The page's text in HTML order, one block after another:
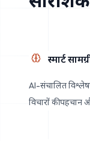
स्मार्ट
AI-संचालित
विचारों की पहचान